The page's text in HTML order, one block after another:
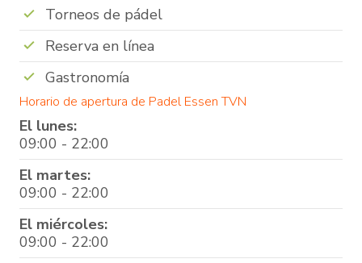
Torneos de pádel
Reserva en línea
Gastronomía
Horario de apertura de Padel Essen TVN
El lunes:
09:00 - 22:00
El martes:
09:00 - 22:00
El miércoles:
09:00 - 22:00